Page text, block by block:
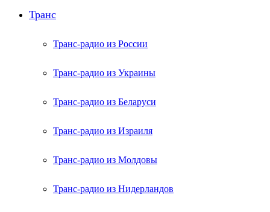
Транс
Транс-радио из России
Транс-радио из Украины
Транс-радио из Беларуси
Транс-радио из Израиля
Транс-радио из Молдовы
Транс-радио из Нидерландов